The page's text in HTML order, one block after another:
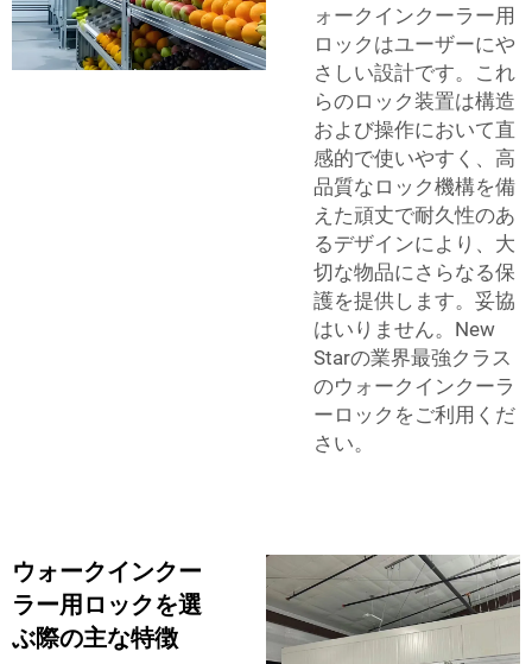
ォークインクーラー用
ロックはユーザーにや
さしい設計です。これ
らのロック装置は構造
および操作において直
感的で使いやすく、高
品質なロック機構を備
えた頑丈で耐久性のあ
るデザインにより、大
切な物品にさらなる保
護を提供します。妥協
はいりません。New
Starの業界最強クラス
のウォークインクーラ
ーロックをご利用くだ
さい。
ウォークインクー
ラー用ロックを選
ぶ際の主な特徴